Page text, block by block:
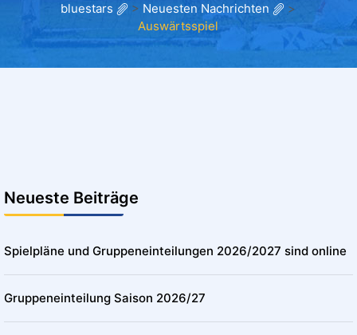
bluestars > Neuesten Nachrichten
>
Auswärtsspiel
Neueste Beiträge
Spielpläne und Gruppeneinteilungen 2026/2027 sind online
Gruppeneinteilung Saison 2026/27